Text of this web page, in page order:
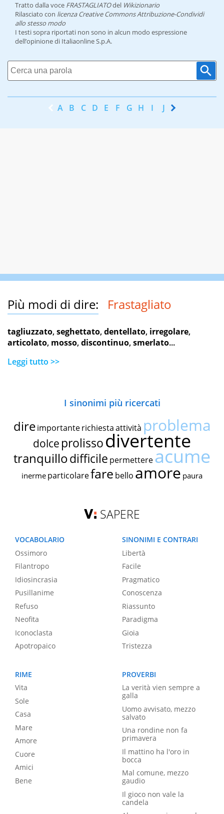
Tratto dalla voce FRASTAGLIATOdel Wikizionario
Rilasciato con licenza Creative Commons Attribuzione-Condividi
allo stesso modo
I testi sopra riportati non sono in alcun modo espressione
dell’opinione di Italiaonline S.p.A.
A B C D E F G H I J K
Più modi di dire: Frastagliato
tagliuzzato,seghettato,dentellato, irregolare,
articolato, mosso,discontinuo,smerlato...
Leggi tutto >>
I sinonimi più ricercati
dire importante richiestaattività problema
dolce prolissodivertente
tranquillodifficile permettereacume
inerme particolarefare bello amore paura
SAPERE
VOCABOLARIO
Ossimoro
Filantropo
Idiosincrasia
Pusillanime
Refuso
Neofita
Iconoclasta
Apotropaico
SINONIMI E CONTRARI
Libertà
Facile
Pragmatico
Conoscenza
Riassunto
Paradigma
Gioia
Tristezza
RIME
Vita
Sole
Casa
Mare
Amore
Cuore
Amici
Bene
PROVERBI
La verità vien sempre a
galla
Uomo avvisato, mezzo
salvato
Una rondine non fa
primavera
Il mattino ha l'oro in
bocca
Mal comune, mezzo
gaudio
Il gioco non vale la
candela